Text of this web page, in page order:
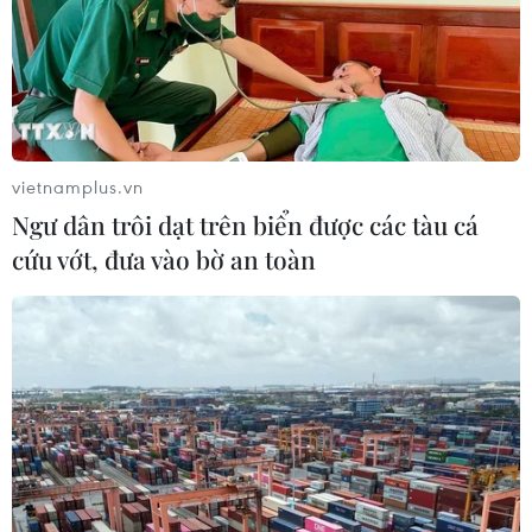
07/08/2026 02:00
Ca vi phẫu ghép da đầu hiếm gặp
giúp bé gái phục hồi sau 10 năm
Hà Nội: Kiểm tra, xác minh liên quan
đến sản phẩm giảm cân dạng bút
Người dân không sử dụng sản phẩm
giảm cân không rõ nguồn gốc, chưa
được cấp phép
vietnamplus.vn
Ngư dân trôi dạt trên biển được các tàu cá
cứu vớt, đưa vào bờ an toàn